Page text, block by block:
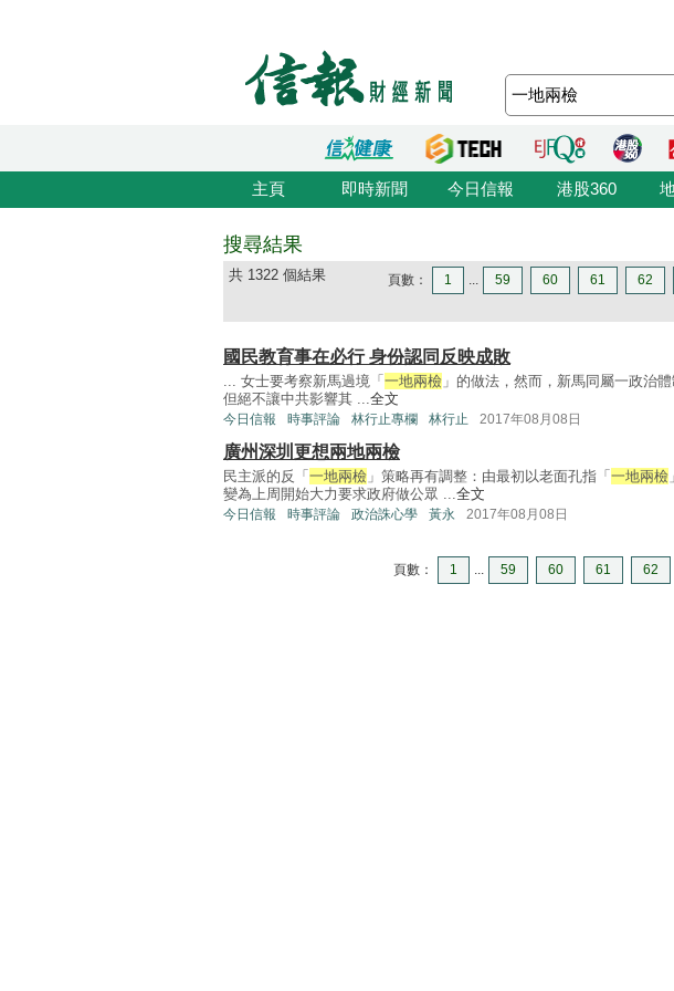
主頁 即時新聞 今日信報 港股360
搜尋結果
共 1322 個結果 頁數： 1 ... 59 60 61 62
國民教育事在必行 身份認同反映成敗
... 女士要考察新馬過境「 一地兩檢 」的做法，然而，新馬同屬一政治
但絕不讓中共影響其 ...全文
今日信報 時事評論 林行止專欄 林行止 2017年08月08日
廣州深圳更想兩地兩檢
民主派的反「 一地兩檢 」策略再有調整：由最初以老面孔指「 一地兩檢
變為上周開始大力要求政府做公眾 ...全文
今日信報 時事評論 政治誅心學 黃永 2017年08月08日
頁數： 1 ... 59 60 61 62